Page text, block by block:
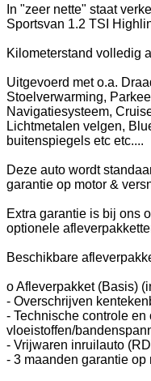
In "zeer nette" staat
Sportsvan 1.2 TSI
Kilometerstand volledig
Uitgevoerd met o.a.
Stoelverwarming,
Navigatiesysteem,
Lichtmetalen velgen,
buitenspiegels etc etc....
Deze auto wordt
garantie op motor &
Extra garantie is bij ons
optionele
Beschikbare
o Afleverpakket (Basis)
- Overschrijven
- Technische controle
vloeistoffen/
- Vrijwaren inruilauto
- 3 maanden garantie